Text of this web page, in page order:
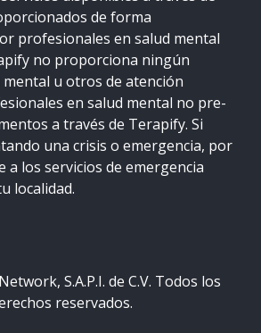
de forma
profesionales en salud mental
no proporciona ningún
mental u otros de atención
en salud mental no pre-
a través de Terapify. Si
una crisis o emergencia, por
a los servicios de emergencia
localidad.
S.A.P.I. de C.V. Todos los
reservados.